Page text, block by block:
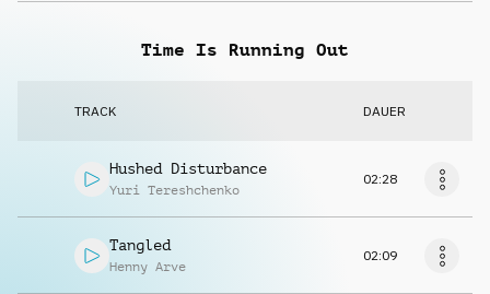
Time Is Running Out
TRACK DAUER
Hushed Disturbance
Yuri Tereshchenko
02:28
Tangled
Henny Arve
02:09